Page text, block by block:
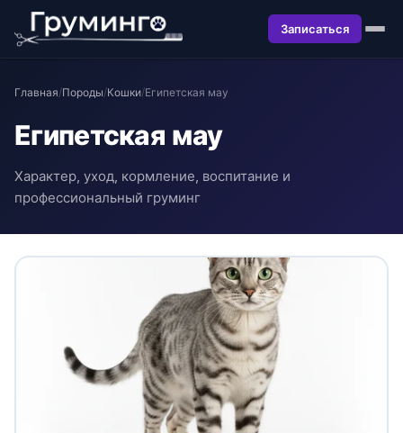
Записаться
Главная/Породы/Кошки/Египетская мау
Египетская мау
Характер, уход, кормление, воспитание и
профессиональный груминг